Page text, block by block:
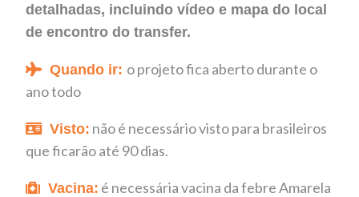
detalhadas, incluindo vídeo e mapa do local
de encontro do transfer.
Quando ir: o projeto fica aberto durante o
ano todo
Visto: não é necessário visto para brasileiros
que ficarão até 90 dias.
Vacina: é necessária vacina da febre Amarela